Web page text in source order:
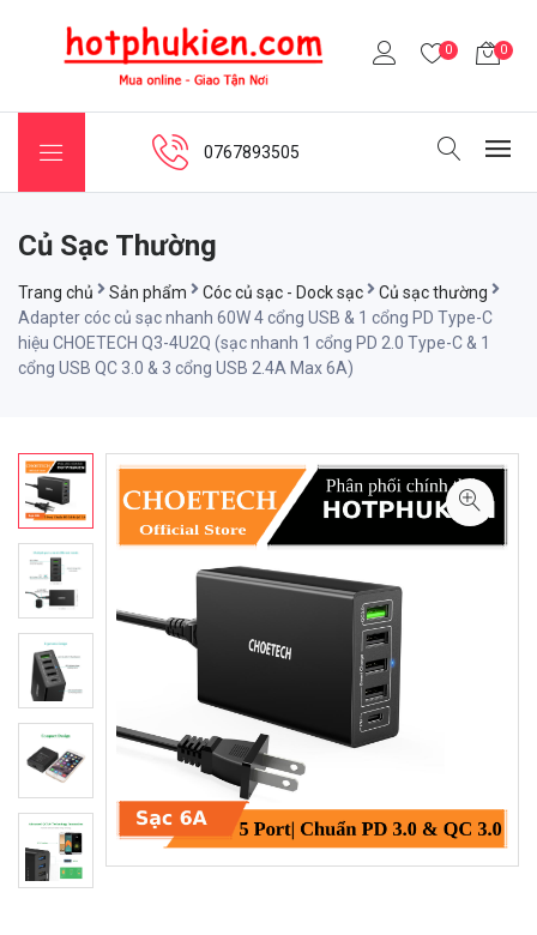
0 0
0767893505
Củ Sạc Thường
Trang chủ Sản phẩm Cóc củ sạc - Dock sạc
Củ sạc thường
Adapter cóc củ sạc nhanh 60W 4 cổng USB & 1 cổng PD Type-C
hiệu CHOETECH Q3-4U2Q (sạc nhanh 1 cổng PD 2.0 Type-C & 1
cổng USB QC 3.0 & 3 cổng USB 2.4A Max 6A)